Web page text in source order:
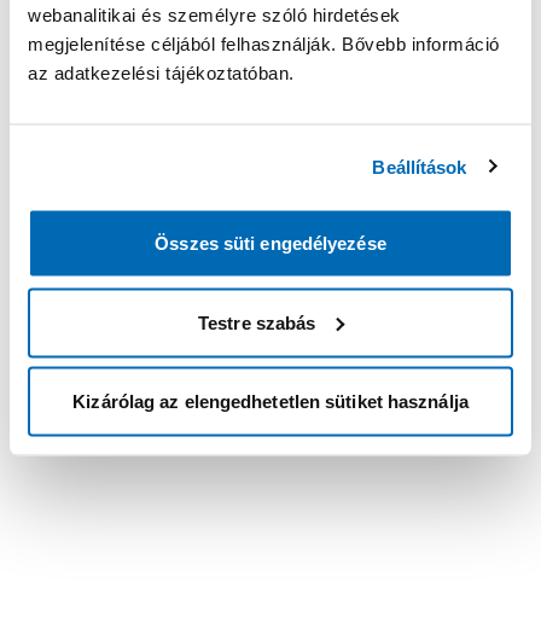
webanalitikai és személyre szóló hirdetések
megjelenítése céljából felhasználják. Bővebb információ
az adatkezelési tájékoztatóban.
Beállítások
Összes süti engedélyezése
Testre szabás
Kizárólag az elengedhetetlen sütiket használja